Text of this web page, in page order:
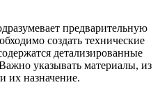
предварительную
создать технические
детализированные
указывать материалы, из
их назначение.